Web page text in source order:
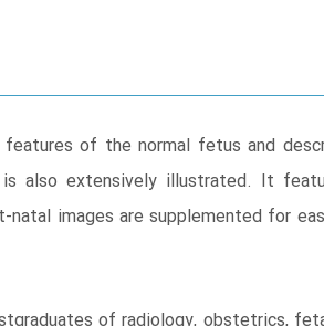
of the normal fetus and
also extensively illustrated. It
natal images are supplemented for